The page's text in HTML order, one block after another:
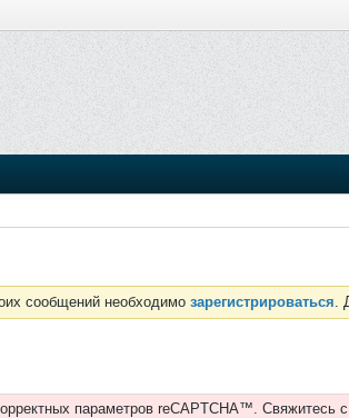
сообщений необходимо зарегистрироваться.
параметров reCAPTCHA™. Свяжитесь